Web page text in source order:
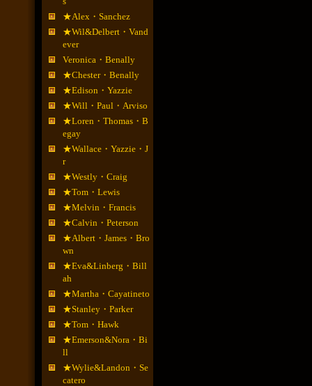
★Alex・Sanchez
★Wil&Delbert・Vand
ever
Veronica・Benally
★Chester・Benally
★Edison・Yazzie
★Will・Paul・Arviso
★Loren・Thomas・B
egay
★Wallace・Yazzie・J
r
★Westly・Craig
★Tom・Lewis
★Melvin・Francis
★Calvin・Peterson
★Albert・James・Bro
wn
★Eva&Linberg・Bill
ah
★Martha・Cayatineto
★Stanley・Parker
★Tom・Hawk
★Emerson&Nora・Bi
ll
★Wylie&Landon・Se
catero